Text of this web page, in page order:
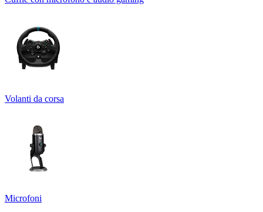
Volanti da corsa
Microfoni